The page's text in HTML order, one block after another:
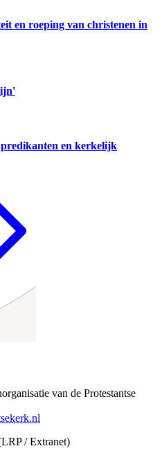
en roeping van christenen in
en kerkelijk
van de Protestantse
/ Extranet)